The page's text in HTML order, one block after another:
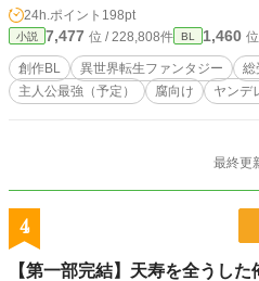
24h.ポイント 198pt
小説 7,477 位 / 228,808件 BL 1,460
創作BL 異世界転生ファンタジー
総
主人公最強（予定）
腐向け ヤンデ
最終更
4
【第一部完結】天寿を全うし